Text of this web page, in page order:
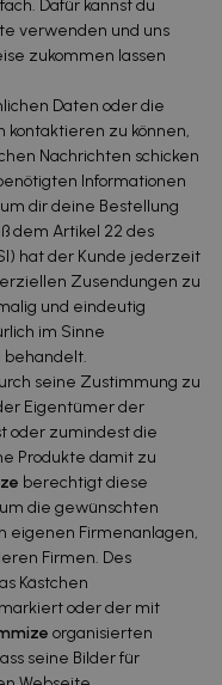
Dafür kannst du
verwenden und uns
zukommen lassen
Daten oder die
kontaktieren zu können,
Nachrichten schicken
Informationen
dir deine Bestellung
dem Artikel 22 des
hat der Kunde jederzeit
Zusendungen zu
und eindeutig
im Sinne
behandelt.
seine Zustimmung zu
Eigentümer der
oder zumindest die
Produkte damit zu
berechtigt diese
die gewünschten
eigenen Firmenanlagen,
Firmen. Des
Kästchen
markiert oder der mit
organisierten
seine Bilder für